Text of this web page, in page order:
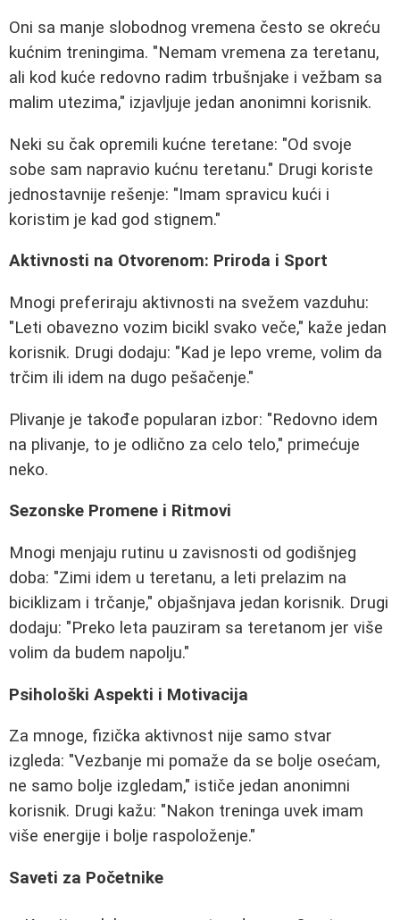
Oni sa manje slobodnog vremena često se okreću
kućnim treningima. "Nemam vremena za teretanu,
ali kod kuće redovno radim trbušnjake i vežbam sa
malim utezima," izjavljuje jedan anonimni korisnik.
Neki su čak opremili kućne teretane: "Od svoje
sobe sam napravio kućnu teretanu." Drugi koriste
jednostavnije rešenje: "Imam spravicu kući i
koristim je kad god stignem."
Aktivnosti na Otvorenom: Priroda i Sport
Mnogi preferiraju aktivnosti na svežem vazduhu:
"Leti obavezno vozim bicikl svako veče," kaže jedan
korisnik. Drugi dodaju: "Kad je lepo vreme, volim da
trčim ili idem na dugo pešačenje."
Plivanje je takođe popularan izbor: "Redovno idem
na plivanje, to je odlično za celo telo," primećuje
neko.
Sezonske Promene i Ritmovi
Mnogi menjaju rutinu u zavisnosti od godišnjeg
doba: "Zimi idem u teretanu, a leti prelazim na
biciklizam i trčanje," objašnjava jedan korisnik. Drugi
dodaju: "Preko leta pauziram sa teretanom jer više
volim da budem napolju."
Psihološki Aspekti i Motivacija
Za mnoge, fizička aktivnost nije samo stvar
izgleda: "Vezbanje mi pomaže da se bolje osećam,
ne samo bolje izgledam," ističe jedan anonimni
korisnik. Drugi kažu: "Nakon treninga uvek imam
više energije i bolje raspoloženje."
Saveti za Početnike